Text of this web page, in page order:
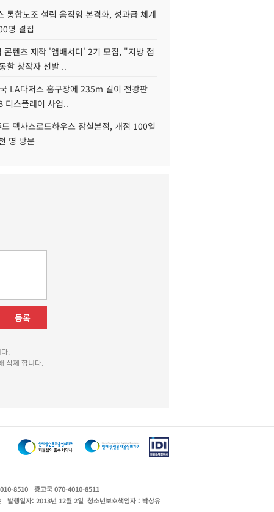
통합노조 설립 움직임 본격화, 성과급 체계
명 결집
콘텐츠 제작 '앰배서더' 2기 모집, "지방 점
할 창작자 선발 ..
LA다저스 홈구장에 235m 길이 전광판
디스플레이 사업..
텍사스로드하우스 잠실본점, 개점 100일
명 방문
등록
.
삭제 합니다.
8510
광고국 070-4010-8511
발행일자: 2013년 12월 2일 청소년보호책임자 : 박상유